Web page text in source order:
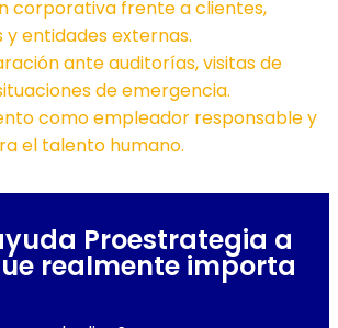
corporativa frente a clientes,
entidades externas.
ante auditorías, visitas de
de emergencia.
como empleador responsable y
el talento humano.
Proestrategia a
realmente importa